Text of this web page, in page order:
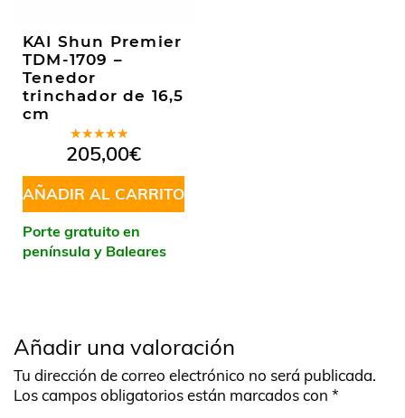
KAI Shun Premier
TDM-1709 –
Tenedor
trinchador de 16,5
cm
Valorado
en5.00de
5
205,00€
AÑADIR AL CARRITO
Porte gratuito en
península y Baleares
Añadir una valoración
Tu dirección de correo electrónico no será publicada.
Los campos obligatorios están marcados con *